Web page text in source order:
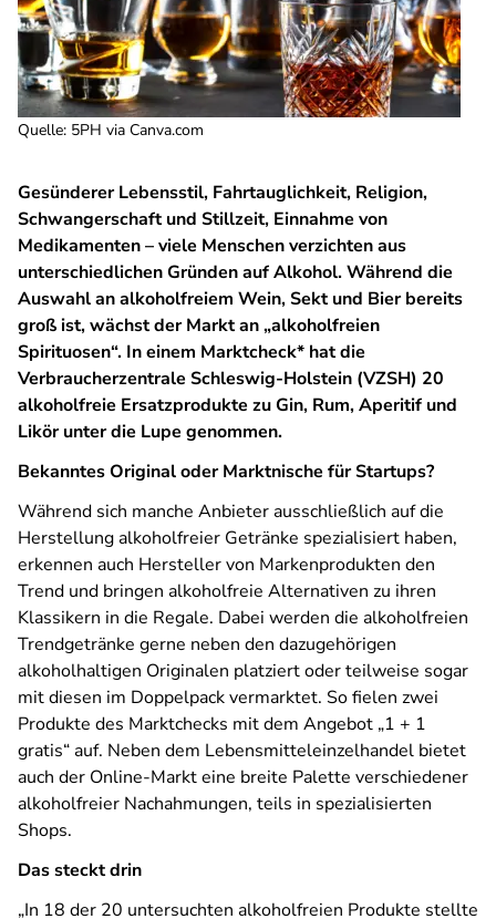
Quelle: 5PH via Canva.com
Gesünderer Lebensstil, Fahrtauglichkeit, Religion,
Schwangerschaft und Stillzeit, Einnahme von
Medikamenten – viele Menschen verzichten aus
unterschiedlichen Gründen auf Alkohol. Während die
Auswahl an alkoholfreiem Wein, Sekt und Bier bereits
groß ist, wächst der Markt an „alkoholfreien
Spirituosen“. In einem Marktcheck* hat die
Verbraucherzentrale Schleswig-Holstein (VZSH) 20
alkoholfreie Ersatzprodukte zu Gin, Rum, Aperitif und
Likör unter die Lupe genommen.
Bekanntes Original oder Marktnische für Startups?
Während sich manche Anbieter ausschließlich auf die
Herstellung alkoholfreier Getränke spezialisiert haben,
erkennen auch Hersteller von Markenprodukten den
Trend und bringen alkoholfreie Alternativen zu ihren
Klassikern in die Regale. Dabei werden die alkoholfreien
Trendgetränke gerne neben den dazugehörigen
alkoholhaltigen Originalen platziert oder teilweise sogar
mit diesen im Doppelpack vermarktet. So fielen zwei
Produkte des Marktchecks mit dem Angebot „1 + 1
gratis“ auf. Neben dem Lebensmitteleinzelhandel bietet
auch der Online-Markt eine breite Palette verschiedener
alkoholfreier Nachahmungen, teils in spezialisierten
Shops.
Das steckt drin
„In 18 der 20 untersuchten alkoholfreien Produkte stellte